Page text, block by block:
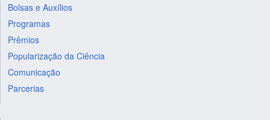
Bolsas e Auxílios
Programas
Prêmios
Popularização da Ciência
Comunicação
Parcerias